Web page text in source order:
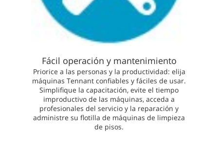
Fácil operación y mantenimiento
Priorice a las personas y la productividad: elija
máquinas Tennant confiables y fáciles de usar.
Simplifique la capacitación, evite el tiempo
improductivo de las máquinas, acceda a
profesionales del servicio y la reparación y
administre su flotilla de máquinas de limpieza
de pisos.